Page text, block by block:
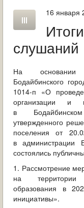
ДОКУМЕНТЫ
ОФИЦИАЛЬНЫЙ
ОБРАЩЕНИЯ
ИНФОРМИРОВАНИЕ
ДЕЯТЕЛЬНОСТЬ
МУНИЦИПАЛЬНЫЙ
ПОИСК ПО САЙТУ
16 января
слушаний
На основании
Бодайбинского
1014-п «О
организации и
в
утвержденного
поселения от
в администрации
состоялись
1. Рассмотрение
на территории
образования в
инициативы».